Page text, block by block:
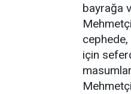
bayrağa
cephede,
için